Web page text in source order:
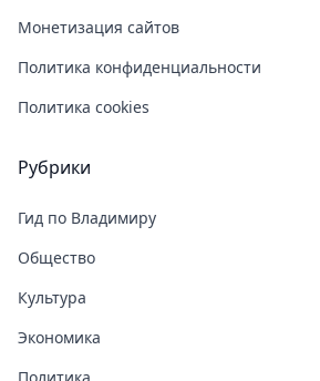
Монетизация сайтов
Политика конфиденциальности
Политика cookies
Рубрики
Гид по Владимиру
Общество
Культура
Экономика